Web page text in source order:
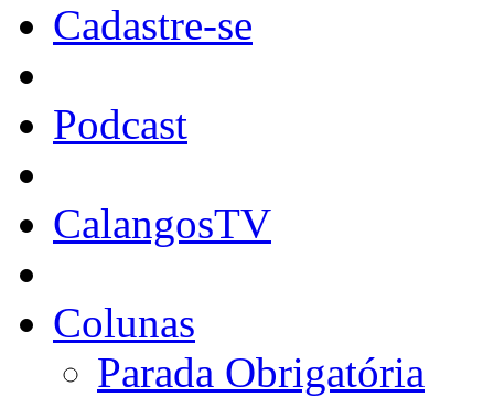
Cadastre-se
Podcast
CalangosTV
Colunas
Parada Obrigatória